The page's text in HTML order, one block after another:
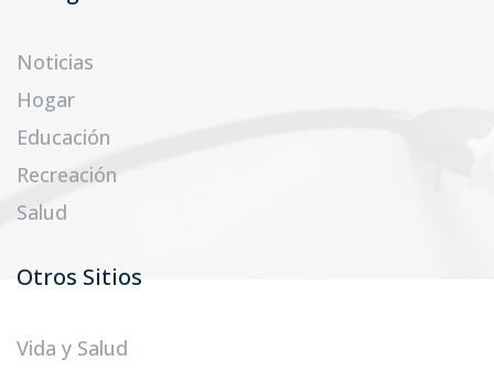
Noticias
Hogar
Educación
Recreación
Salud
Otros Sitios
Vida y Salud